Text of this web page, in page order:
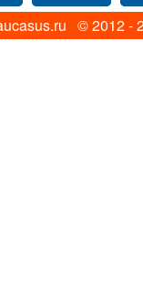
фото
© 2012 -